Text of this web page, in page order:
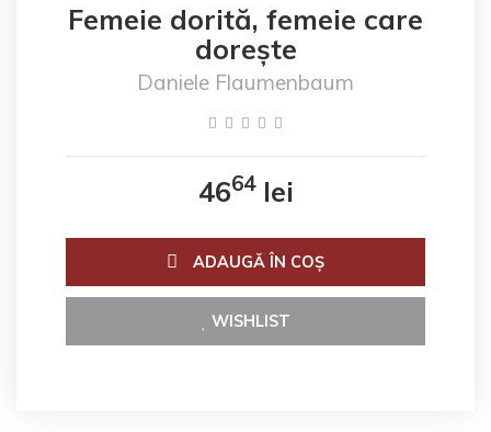
Femeie dorită, femeie care
dorește
Daniele Flaumenbaum
4664lei
ADAUGĂ ÎN COŞ
WISHLIST